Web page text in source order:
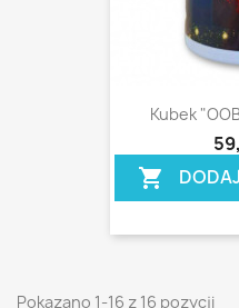
Kubek
shopping_cart
Pokazano 1-16 z 16 pozycji